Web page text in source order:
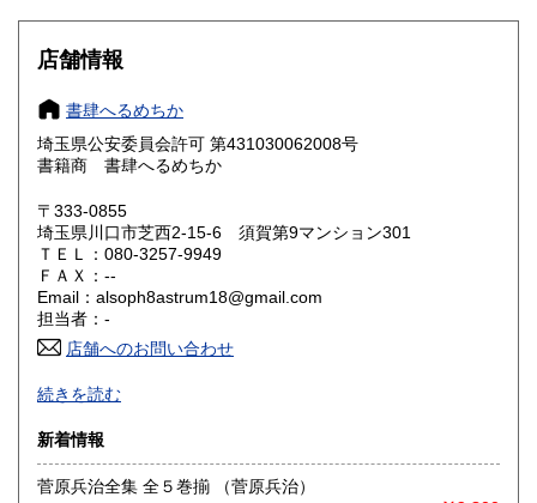
滋賀県 185円 京都府 185円
大阪府
奈良県
鳥取県 185円
岡山県 185円 広島県
山口県
香川県
佐賀県
熊本県 185円 大分県
店舗情報
書肆へるめちか
埼玉県公安委員会許可 第431030062008号
書籍商 書肆へるめちか
〒333-0855
埼玉県川口市芝西2-15-6 須賀第9マンション301
ＴＥＬ：080-3257-9949
ＦＡＸ：--
Email：alsoph8astrum18@gmail.com
担当者：-
店舗へのお問い合わせ
最寄駅：-
営業時間：-
定休日：-
続きを読む
新着情報
菅原兵治全集 全５巻揃 （菅原兵治）